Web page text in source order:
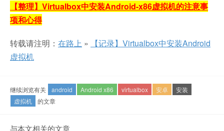
【整理】Virtualbox中安装Android-x86虚拟机的注意事
项和心得
转载请注明： 在路上 »
【记录】Virtualbox中安装Android
虚拟机
继续浏览有关 android Android x86 virtualbox 安卓
安装
虚拟机
的文章
与本文相关的文章